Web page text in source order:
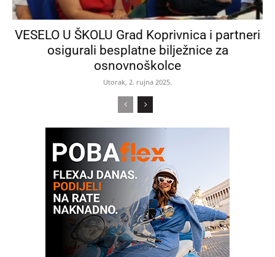
VESELO U ŠKOLU Grad Koprivnica i partneri
osigurali besplatne bilježnice za
osnovnoškolce
Utorak, 2. rujna 2025.